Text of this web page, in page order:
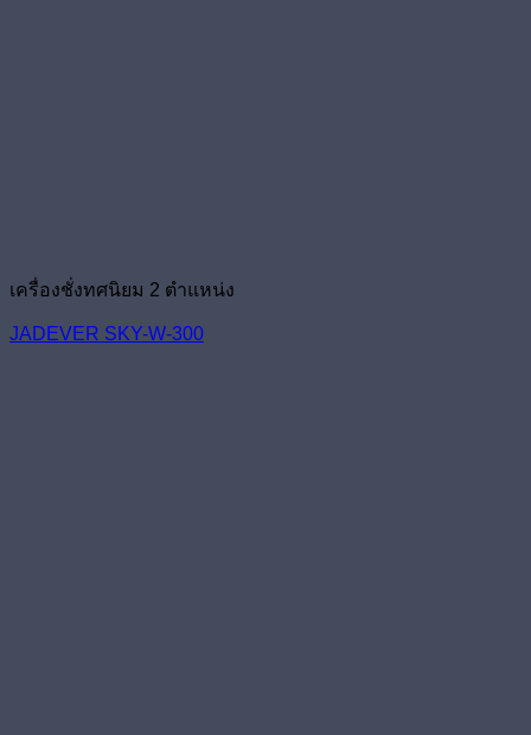
เครื่องชั่งทศนิยม 2 ตำแหน่ง
JADEVER SKY-W-300